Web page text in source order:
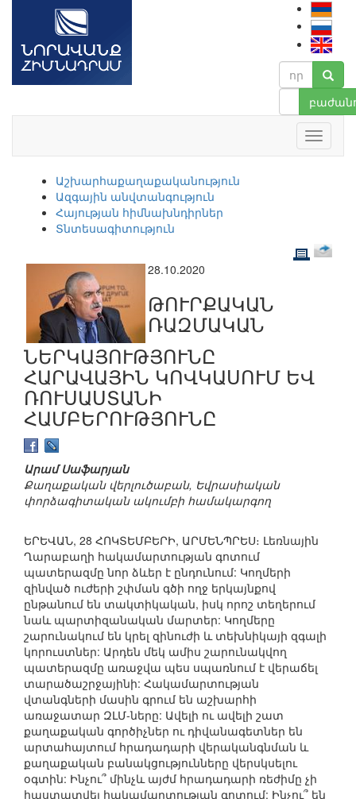
Աշխարհաքաղաքականություն
Ազգային անվտանգություն
Հայության հիմնախնդիրներ
Տնտեսագիտություն
28.10.2020
ԹՈՒՐՔԱԿԱՆ
ՌԱԶՄԱԿԱՆ
ՆԵՐԿԱՅՈՒԹՅՈՒՆԸ
ՀԱՐԱՎԱՅԻՆ ԿՈՎԿԱՍՈՒՄ ԵՎ
ՌՈՒՍԱՍՏԱՆԻ
ՀԱՄԲԵՐՈՒԹՅՈՒՆԸ
Արամ Սաֆարյան
Քաղաքական վերլուծաբան, Եվրասիական
փորձագիտական ակումբի համակարգող
ԵՐԵՎԱՆ, 28 ՀՈԿՏԵՄԲԵՐԻ, ԱՐՄԵՆՊՐԵՍ։ Լեռնային
Ղարաբաղի հակամարտության գոտում
պատերազմը նոր ձևեր է ընդունում: Կողմերի
զինված ուժերի շփման գծի ողջ երկայնքով
ընթանում են տակտիկական, իսկ որոշ տեղերում
նաև պարտիզանական մարտեր: Կողմերը
շարունակում են կրել զինուժի և տեխնիկայի զգալի
կորուստներ: Արդեն մեկ ամիս շարունակվող
պատերազմը առաջվա պես սպառնում է վերաճել
տարածաշրջայինի: Հակամարտության
վտանգների մասին գրում են աշխարհի
առաջատար ԶԼՄ-ները: Ավելի ու ավելի շատ
քաղաքական գործիչներ ու դիվանագետներ են
արտահայտում հրադադարի վերականգնման և
քաղաքական բանակցությունները վերսկսելու
օգտին: Ինչու՞ մինչև այժմ հրադադարի ռեժիմը չի
հաստատվել հակամարտության գոտում: Ինչու՞ են